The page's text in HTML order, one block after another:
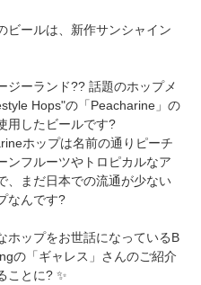
ビールは、新作サンシャイン
ジーランド?? 話題のホップメ
Hops"の「Peacharine」の
用したビールです?
ホップは名前の通りピーチ
ンフルーツやトロピカルなア
、まだ日本での流通が少ない
なんです?
ホップをお世話になっているB
の「ギャレス」さんのご紹介
ことに? ✨